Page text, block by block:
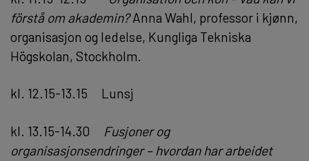
förstå om akademin?Anna Wahl, professor i kjønn,
organisasjon og ledelse, Kungliga Tekniska
Högskolan, Stockholm.
kl. 12.15-13.15 Lunsj
kl. 13.15-14.30 Fusjoner og
organisasjonsendringer– hvordan har arbeidet